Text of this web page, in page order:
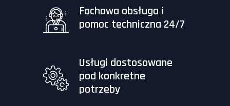
Fachowa obsługa i
pomoc techniczna 24/7
Usługi dostosowane
pod konkretne
potrzeby